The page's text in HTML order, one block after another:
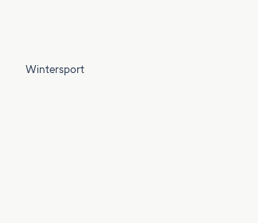
Wintersport